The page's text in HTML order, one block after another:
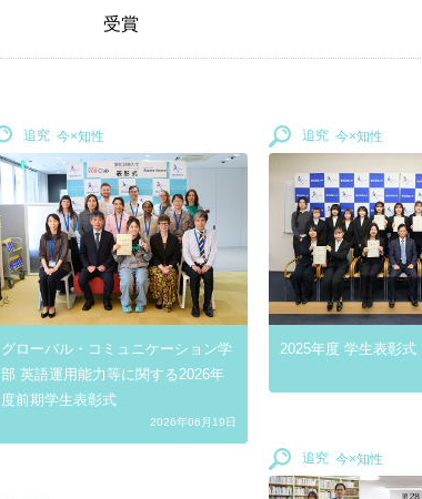
受賞
追究
グローバル・コミュニケーション学
部 英語運用能力等に関する2026年
度前期学生表彰式
2026年06月19日
追究
2025年度 学生表彰式
追究